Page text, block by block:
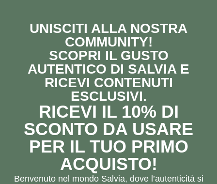
UNISCITI ALLA NOSTRA
COMMUNITY!
SCOPRI IL GUSTO
AUTENTICO DI SALVIA E
RICEVI CONTENUTI
ESCLUSIVI.
RICEVI IL 10% DI
SCONTO DA USARE
PER IL TUO PRIMO
ACQUISTO!
Benvenuto nel mondo Salvia, dove l’autenticità si